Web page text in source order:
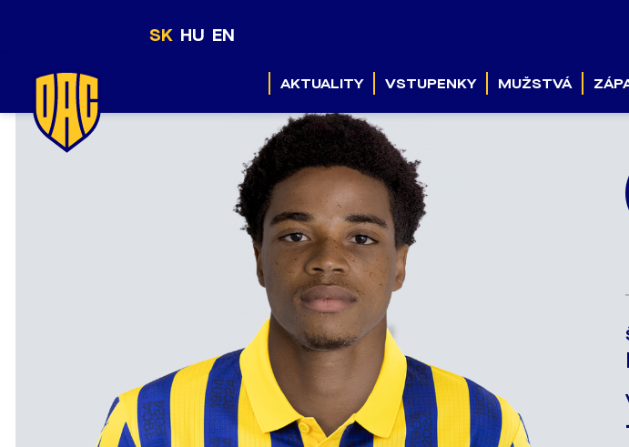
SK HU EN
AKTUALITY VSTUPENKY MUŽSTVÁ